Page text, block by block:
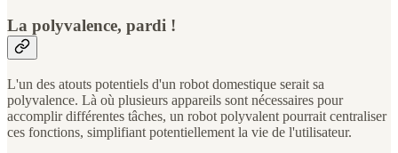
La polyvalence, pardi !
L'un des atouts potentiels d'un robot domestique serait sa
polyvalence. Là où plusieurs appareils sont nécessaires pour
accomplir différentes tâches, un robot polyvalent pourrait centraliser
ces fonctions, simplifiant potentiellement la vie de l'utilisateur.